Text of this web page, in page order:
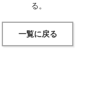
る。
一覧に戻る